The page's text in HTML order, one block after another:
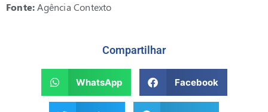
Fonte:Agência Contexto
Compartilhar
WhatsApp Facebook